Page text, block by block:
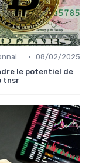
Cryptomonnaies populaires • 08/02/2025
le potentiel de
tnsr